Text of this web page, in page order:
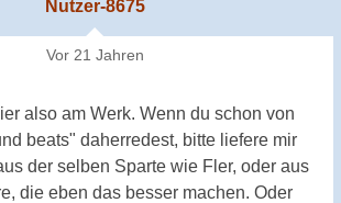
Nutzer-8675
Vor 21 Jahren
also am Werk. Wenn du schon von
beats" daherredest, bitte liefere mir
der selben Sparte wie Fler, oder aus
die eben das besser machen. Oder